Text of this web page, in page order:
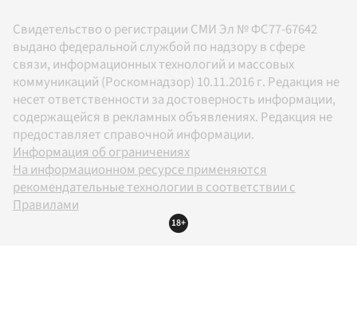
Свидетельство о регистрации СМИ Эл № ФС77-67642
выдано федеральной службой по надзору в сфере
связи, информационных технологий и массовых
коммуникаций (Роскомнадзор) 10.11.2016 г. Редакция не
несет ответственности за достоверность информации,
содержащейся в рекламных объявлениях. Редакция не
предоставляет справочной информации.
Информация об ограничениях
На информационном ресурсе применяются
рекомендательные технологии в соответствии с
Правилами
18+